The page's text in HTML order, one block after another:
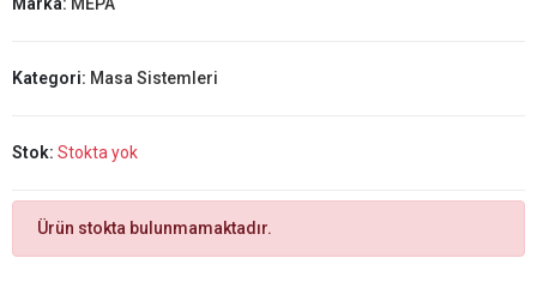
Kategori: Masa Sistemleri
Stok: Stokta yok
Ürün stokta bulunmamaktadır.